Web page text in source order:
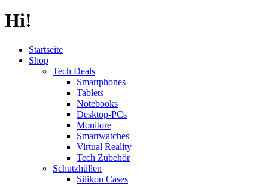
Hi!
Startseite
Shop
Tech Deals
Smartphones
Tablets
Notebooks
Desktop-PCs
Monitore
Smartwatches
Virtual Reality
Tech Zubehör
Schutzhüllen
Silikon Cases